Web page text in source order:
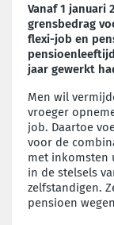
Vanaf 1 januari
grensbedrag
flexi-job en
jaar gewerkt
Men wil
vroeger
job. Daartoe
voor de
met inkomsten
in de stelsels
zelfstandigen.
pensioen